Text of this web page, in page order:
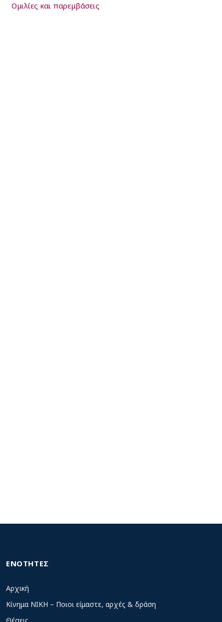
Ομιλίες και παρεμβάσεις
ΕΝΟΤΗΤΕΣ
Αρχική
Κίνημα ΝΙΚΗ – Ποιοι είμαστε, αρχές & δράση